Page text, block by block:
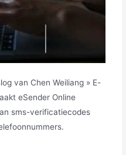
van Chen Weiliang » E-
eSender Online
sms-verificatiecodes